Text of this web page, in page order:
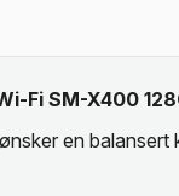
Fi SM-X400
en